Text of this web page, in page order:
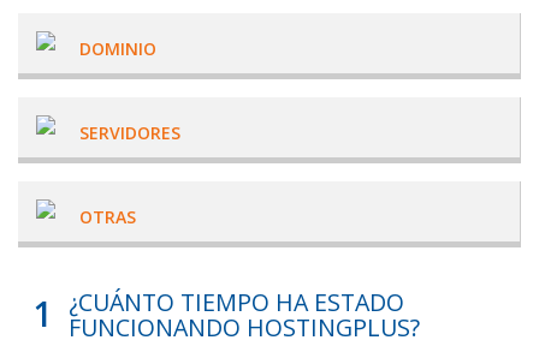
DOMINIO
SERVIDORES
OTRAS
1 ¿CUÁNTO TIEMPO HA ESTADO
FUNCIONANDO HOSTINGPLUS?